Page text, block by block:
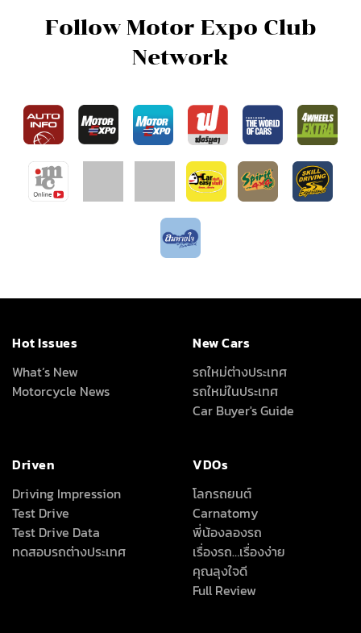
Follow Motor Expo Club
Network
Hot Issues
What’s New
Motorcycle News
New Cars
รถใหม่ต่างประเทศ
รถใหม่ในประเทศ
Car Buyer's Guide
Driven
Driving Impression
Test Drive
Test Drive Data
ทดสอบรถต่างประเทศ
VDOs
โลกรถยนต์
Carnatomy
พี่น้องลองรถ
เรื่องรถ…เรื่องง่าย
คุณลุงใจดี
Full Review